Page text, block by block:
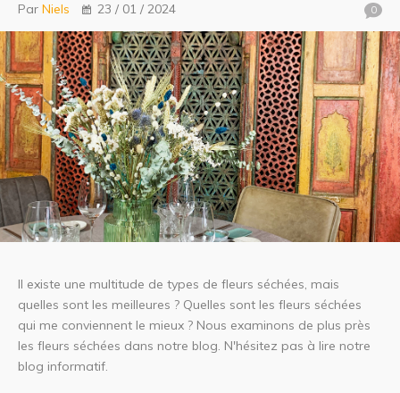
Par Niels 23 / 01 / 2024 0
Il existe une multitude de types de fleurs séchées, mais
quelles sont les meilleures ? Quelles sont les fleurs séchées
qui me conviennent le mieux ? Nous examinons de plus près
les fleurs séchées dans notre blog. N'hésitez pas à lire notre
blog informatif.